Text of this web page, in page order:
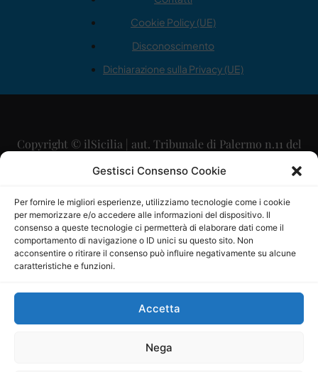
Gestisci Consenso Cookie
Per fornire le migliori esperienze, utilizziamo tecnologie come i cookie
per memorizzare e/o accedere alle informazioni del dispositivo. Il
consenso a queste tecnologie ci permetterà di elaborare dati come il
comportamento di navigazione o ID unici su questo sito. Non
acconsentire o ritirare il consenso può influire negativamente su alcune
caratteristiche e funzioni.
Accetta
Nega
Cookie Policy (UE)
Disconoscimento
Dichiarazione sulla Privacy (UE)
Copyright © ilSicilia | aut. Tribunale di Palermo n.11 del
29/09/2015
Direttore Editoriale: Maurizio Scaglione
Direttore Responsabile: Maria Calabrese
P.IVA: 06334930820
Mercurio Comunicazione Società Cooperativa a r.l. è
iscritta al Registro degli Operatori di Comunicazione al